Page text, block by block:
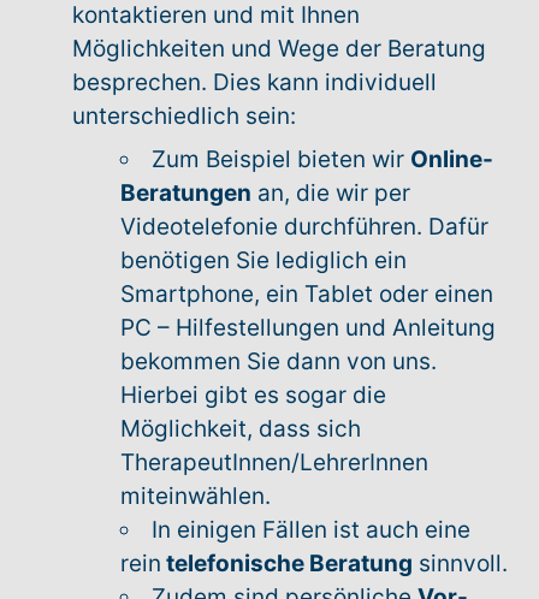
kontaktieren und mit Ihnen
Möglichkeiten und Wege der Beratung
besprechen. Dies kann individuell
unterschiedlich sein:
Zum Beispiel bieten wir Online-
Beratungen an, die wir per
Videotelefonie durchführen. Dafür
benötigen Sie lediglich ein
Smartphone, ein Tablet oder einen
PC – Hilfestellungen und Anleitung
bekommen Sie dann von uns.
Hierbei gibt es sogar die
Möglichkeit, dass sich
TherapeutInnen/LehrerInnen
miteinwählen.
In einigen Fällen ist auch eine
rein telefonische Beratung sinnvoll.